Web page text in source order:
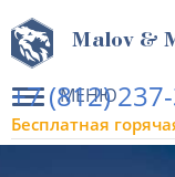
МЕНЮ
Malov &
+7 (812)
Бесплатная